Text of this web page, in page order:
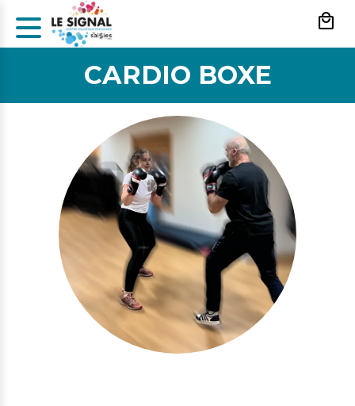
CARDIO BOXE
Panneau de gestion des cookies